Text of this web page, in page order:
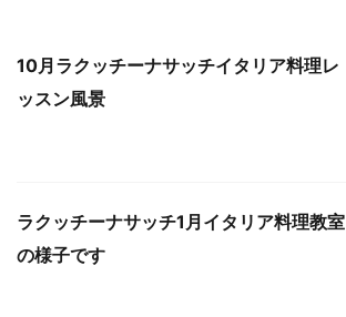
10月ラクッチーナサッチイタリア料理レ
ッスン風景
ラクッチーナサッチ1月イタリア料理教室
の様子です